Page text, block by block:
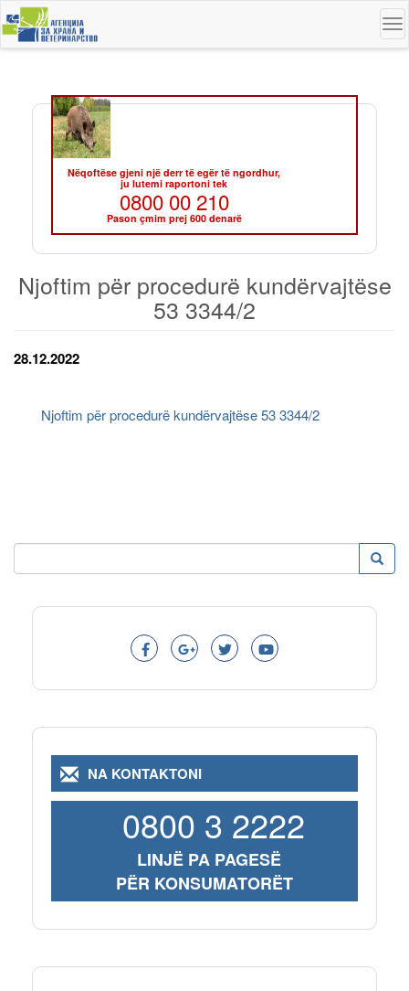
Skip
to
main
Nëqoftëse gjeni një derr të egër të ngordhur,
ju lutemi raportoni tek
0800 00 210
Pason çmim prej 600 denarë
Njoftim për procedurë kundërvajtëse
53 3344/2
28.12.2022
Njoftim për procedurë kundërvajtëse 53 3344/2
Search
Kërko Kërko
NA KONTAKTONI
0800 3 2222
LINJË PA PAGESË
PËR KONSUMATORËT